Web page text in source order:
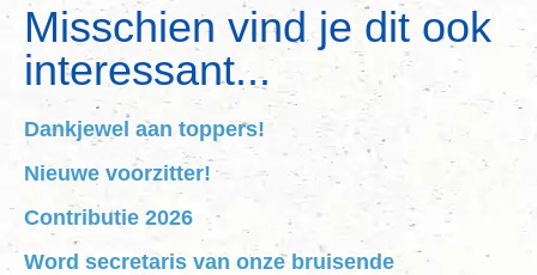
Misschien vind je dit ook
interessant...
Dankjewel aan toppers!
Nieuwe voorzitter!
Contributie 2026
Word secretaris van onze bruisende